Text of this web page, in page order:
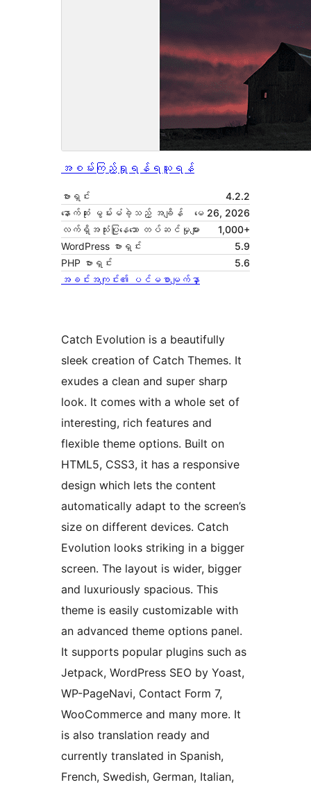
အစမ်းကြည့်ရှုရန် ရယူရန်
ဗားရှင်း
4.2.2
နောက်ဆုံး မွမ်းမံခဲ့သည့် အချိန်
မေ 26, 2026
လက်ရှိအသုံးပြုနေသော တပ်ဆင်မှုများ
1,000+
WordPress ဗားရှင်း
5.9
PHP ဗားရှင်း
5.6
အခင်းအကျင်း၏ ပင်မစာမျက်နှာ
Catch Evolution is a beautifully
sleek creation of Catch Themes. It
exudes a clean and super sharp
look. It comes with a whole set of
interesting, rich features and
flexible theme options. Built on
HTML5, CSS3, it has a responsive
design which lets the content
automatically adapt to the screen’s
size on different devices. Catch
Evolution looks striking in a bigger
screen. The layout is wider, bigger
and luxuriously spacious. This
theme is easily customizable with
an advanced theme options panel.
It supports popular plugins such as
Jetpack, WordPress SEO by Yoast,
WP-PageNavi, Contact Form 7,
WooCommerce and many more. It
is also translation ready and
currently translated in Spanish,
French, Swedish, German, Italian,